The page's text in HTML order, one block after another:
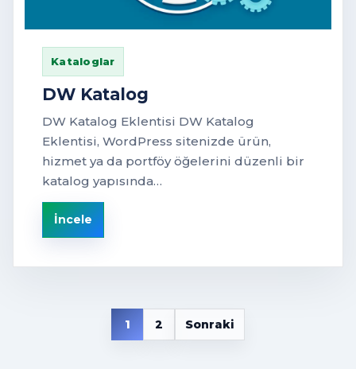
Kataloglar
DW Katalog
DW Katalog Eklentisi DW Katalog
Eklentisi, WordPress sitenizde ürün,
hizmet ya da portföy öğelerini düzenli bir
katalog yapısında…
İncele
Yazı gezinmesi
1 2 Sonraki